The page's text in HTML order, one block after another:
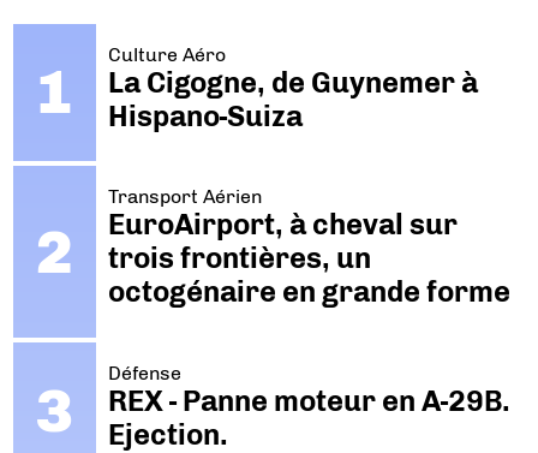
Culture Aéro
La Cigogne, de Guynemer à
Hispano-Suiza
Transport Aérien
EuroAirport, à cheval sur
trois frontières, un
octogénaire en grande forme
Défense
REX - Panne moteur en A-29B.
Ejection.